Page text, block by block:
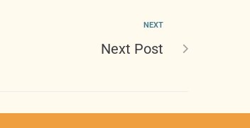
NEXT
Next Post